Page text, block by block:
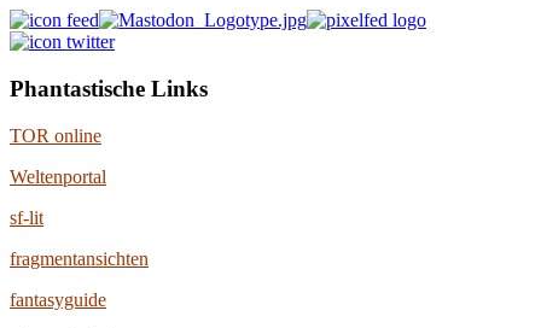
Phantastische Links
TOR online
Weltenportal
sf-lit
fragmentansichten
fantasyguide